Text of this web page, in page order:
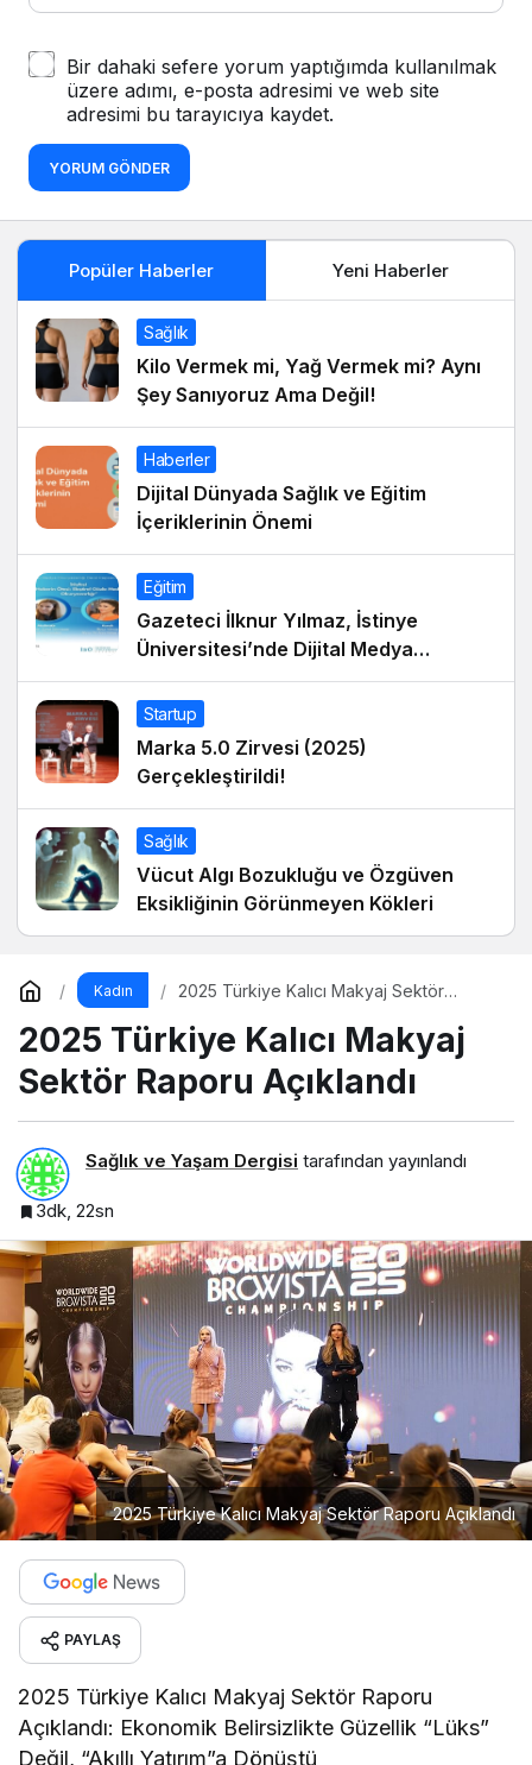
Bir dahaki sefere yorum yaptığımda kullanılmak
üzere adımı, e-posta adresimi ve web site
adresimi bu tarayıcıya kaydet.
YORUM GÖNDER
Popüler Haberler Yeni Haberler
Sağlık
Kilo Vermek mi, Yağ Vermek mi? Aynı
Şey Sanıyoruz Ama Değil!
Haberler
Dijital Dünyada Sağlık ve Eğitim
İçeriklerinin Önemi
Eğitim
Gazeteci İlknur Yılmaz, İstinye
Üniversitesi’nde Dijital Medya
Okuryazarlığı Dersinin Konuğu Oldu
Startup
Marka 5.0 Zirvesi (2025)
Gerçekleştirildi!
Sağlık
Vücut Algı Bozukluğu ve Özgüven
Eksikliğinin Görünmeyen Kökleri
Kadın
2025 Türkiye Kalıcı Makyaj Sektör
2025 Türkiye Kalıcı Makyaj
Sektör Raporu Açıklandı
Sağlık ve Yaşam Dergisi tarafından yayınlandı
3dk, 22sn
2025 Türkiye Kalıcı Makyaj Sektör Raporu Açıklandı
PAYLAŞ
2025 Türkiye Kalıcı Makyaj Sektör Raporu
Açıklandı: Ekonomik Belirsizlikte Güzellik “Lüks”
Değil, “Akıllı Yatırım”a Dönüştü